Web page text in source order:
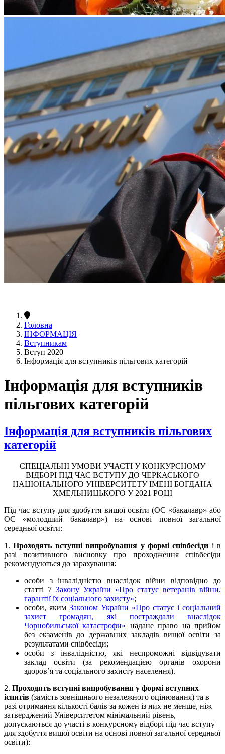
Головна
ІНФОРМАЦІЯ
Вступникам
Вступ 2020
Інформація для вступників пільгових категорій
Інформація для вступників
пільгових категорій
Інформація для вступників пільгових
категорій
СПЕЦІАЛЬНІ УМОВИ УЧАСТІ У КОНКУРСНОМУ
ВІДБОРІ ПІД ЧАС ВСТУПУ ДО ЧЕРКАСЬКОГО
НАЦІОНАЛЬНОГО УНІВЕРСИТЕТУ ІМЕНІ БОГДАНА
ХМЕЛЬНИЦЬКОГО У 2021 РОЦІ
Під час вступу для здобуття вищої освіти (ОС «бакалавр» або
ОС «молодший бакалавр») на основі повної загальної
середньої освіти:
1.Проходять вступні випробування у формі співбесіди і в
разі позитивного висновку про проходження співбесіди
рекомендуються до зарахування:
особи з інвалідністю внаслідок війни відповідно до
статті 7 Закону України «Про статус ветеранів війни,
гарантії їх соціального захисту»;
особи, яким Законом України «Про статус і соціальний
захист громадян, які постраждали внаслідок
Чорнобильської катастрофи» надане право на прийом
без екзаменів до державних закладів вищої освіти за
результатами співбесіди;
особи з інвалідністю, які неспроможні відвідувати
заклад освіти (за рекомендацією органів охорони
здоров’я та соціального захисту населення).
2. Проходять вступні випробування у формі вступних
іспитів (замість зовнішнього незалежного оцінювання) та в
разі отримання кількості балів за кожен із них не менше, ніж
затверджений Університетом мінімальний рівень,
допускаються до участі в конкурсному відборі під час вступу
для здобуття вищої освіти на основі повної загальної середньої
освіти):